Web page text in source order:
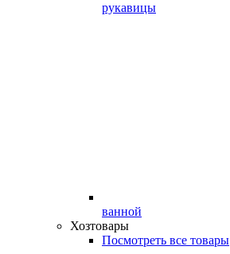
рукавицы
ванной
Хозтовары
Посмотреть все товары